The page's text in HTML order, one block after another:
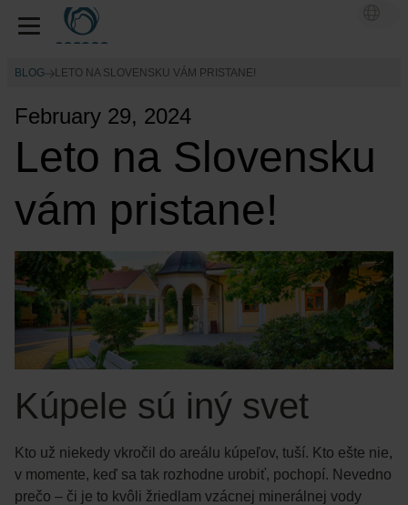
BLOG LETO NA SLOVENSKU VÁM PRISTANE!
February 29, 2024
Leto na Slovensku
vám pristane!
Kúpele sú iný svet
Kto už niekedy vkročil do areálu kúpeľov, tuší. Kto ešte nie,
v momente, keď sa tak rozhodne urobiť, pochopí. Nevedno
prečo – či je to kvôli žriedlam vzácnej minerálnej vody